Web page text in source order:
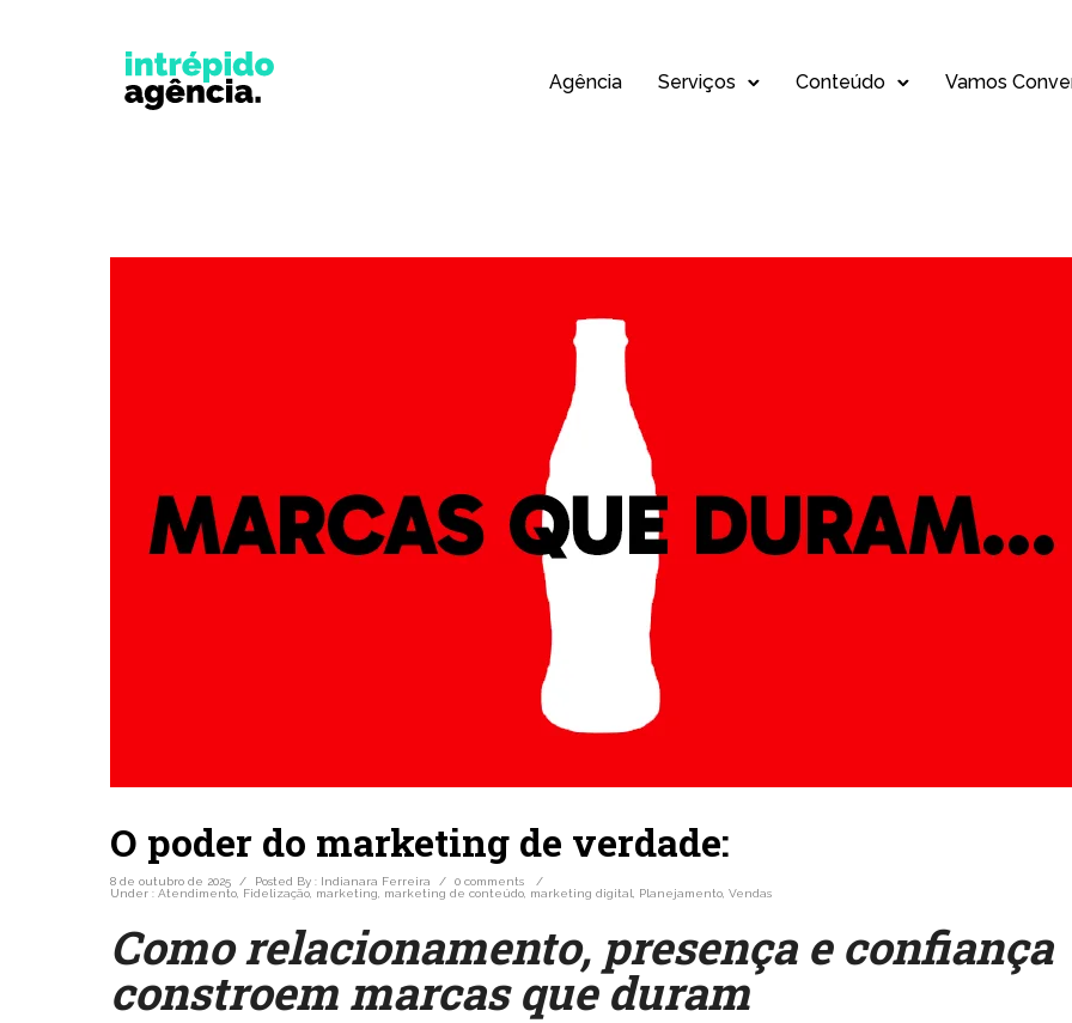
Agência Serviços Conteúdo Vamos
O poder do marketing de verdade:
8 de outubro de 2025 / Posted By : Indianara Ferreira / 0 comments
/
Under : Atendimento Fidelização marketing marketing de conteúdo marketing digital Planejamento Vendas
Como relacionamento, presença e confiança
constroem marcas que duram